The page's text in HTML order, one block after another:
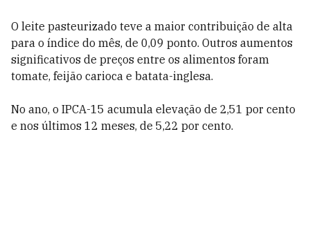
O leite pasteurizado teve a maior contribuição de alta
para o índice do mês, de 0,09 ponto. Outros aumentos
significativos de preços entre os alimentos foram
tomate, feijão carioca e batata-inglesa.
No ano, o IPCA-15 acumula elevação de 2,51 por cento
e nos últimos 12 meses, de 5,22 por cento.